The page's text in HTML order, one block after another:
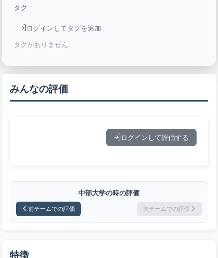
タグ
ログインしてタグを追加
タグがありません
みんなの評価
ログインして評価する
中部大学の時の評価
前チームでの評価 次チームでの評価
特徴